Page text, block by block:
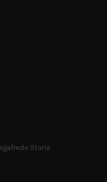
Storia